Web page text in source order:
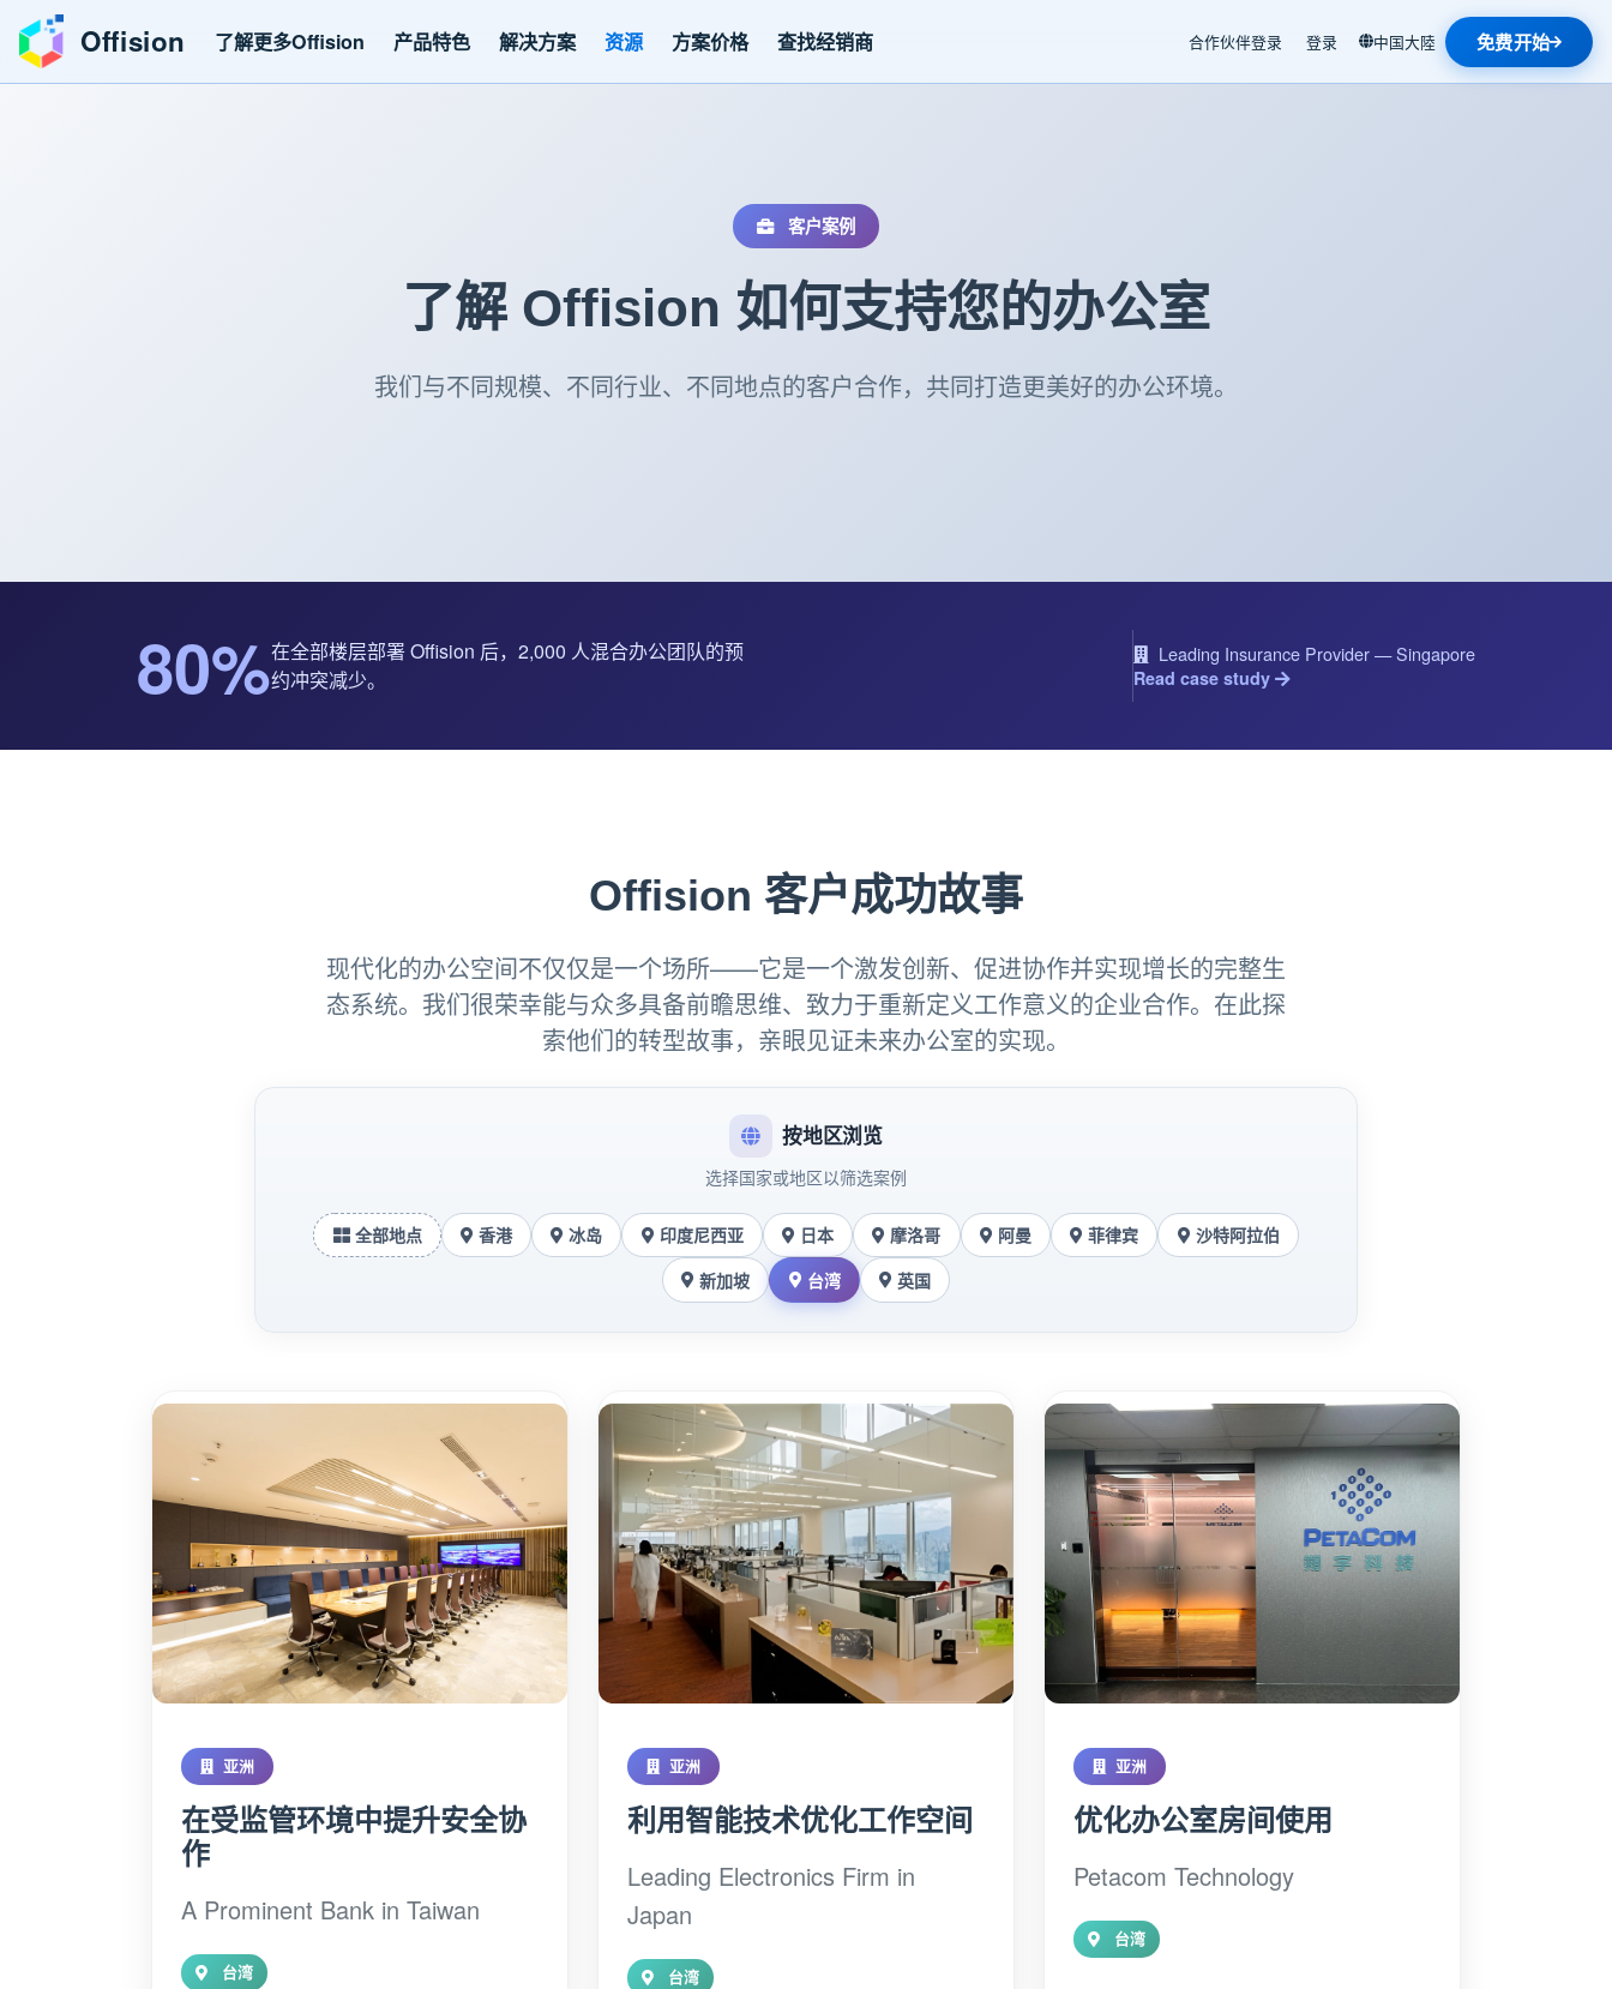
Offision 了解更多Offision 产品特色 解决方案 资源 方案价格 查找经销商 合作伙伴登录 登录 中国大陸 免费开始
客户案例
了解 Offision 如何支持您的办公室
我们与不同规模、不同行业、不同地点的客户合作，共同打造更美好的办公环境。
80%在全部楼层部署 Offision 后，2,000 人混合办公团队的预
约冲突减少。
Leading Insurance Provider — Singapore
Read case study
Offision 客户成功故事
现代化的办公空间不仅仅是一个场所——它是一个激发创新、促进协作并实现增长的完整生
态系统。我们很荣幸能与众多具备前瞻思维、致力于重新定义工作意义的企业合作。在此探
索他们的转型故事，亲眼见证未来办公室的实现。
按地区浏览
选择国家或地区以筛选案例
全部地点 香港 冰岛 印度尼西亚 日本 摩洛哥 阿曼 菲律宾
沙特阿拉伯
新加坡
台湾 英国
亚洲
在受监管环境中提升安全协
作
A Prominent Bank in Taiwan
台湾
亚洲
利用智能技术优化工作空间
Leading Electronics Firm in
Japan
台湾
亚洲
优化办公室房间使用
Petacom Technology
台湾